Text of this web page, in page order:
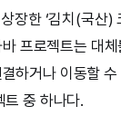
한 ‘김치(국산)
프로젝트는 대
하거나 이동할
트 중 하나다.